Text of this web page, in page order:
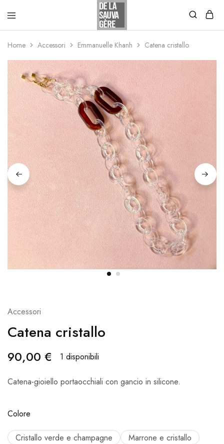
Home Accessori Emmanuelle Khanh Catena cristallo
Accessori
Catena cristallo
90,00 € 1 disponibili
Catena-gioiello portaocchiali con gancio in silicone.
Colore
Cristallo verde e champagne Marrone e cristallo